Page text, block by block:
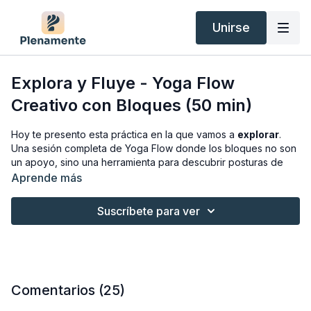
Unirse
Explora y Fluye - Yoga Flow
Creativo con Bloques (50 min)
Hoy te presento esta práctica en la que vamos a explorar.
Una sesión completa de Yoga Flow donde los bloques no son
un apoyo, sino una herramienta para descubrir posturas de
formas nuevas, buscar
Es una clase para soltar la idea de que hay una única manera
Aprende más
Suscríbete para ver
Comentarios (25)